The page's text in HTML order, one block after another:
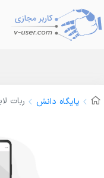
پایگاه دانش ربات